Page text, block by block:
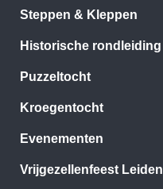
Steppen & Kleppen
Historische rondleiding
Puzzeltocht
Kroegentocht
Evenementen
Vrijgezellenfeest Leiden